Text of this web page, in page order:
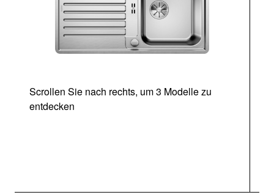
Scrollen Sie nach rechts, um 3 Modelle zu
entdecken